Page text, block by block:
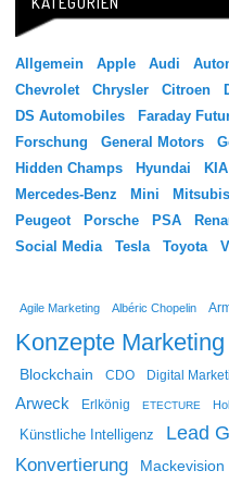
Allgemein Apple Audi
Chevrolet
Chrysler Citroen
DS Automobiles
Faraday
Forschung
General Motors
Hidden Champs
Hyundai KIA
Mercedes-Benz
Mini
Peugeot
Porsche PSA
Social Media
Tesla Toyota
Agile Marketing Albéric Chopelin
Konzepte Marketing
Blockchain CDO Digital
Arweck
Erlkönig ETECTURE
Künstliche Intelligenz Lead
Konvertierung
Mackevision